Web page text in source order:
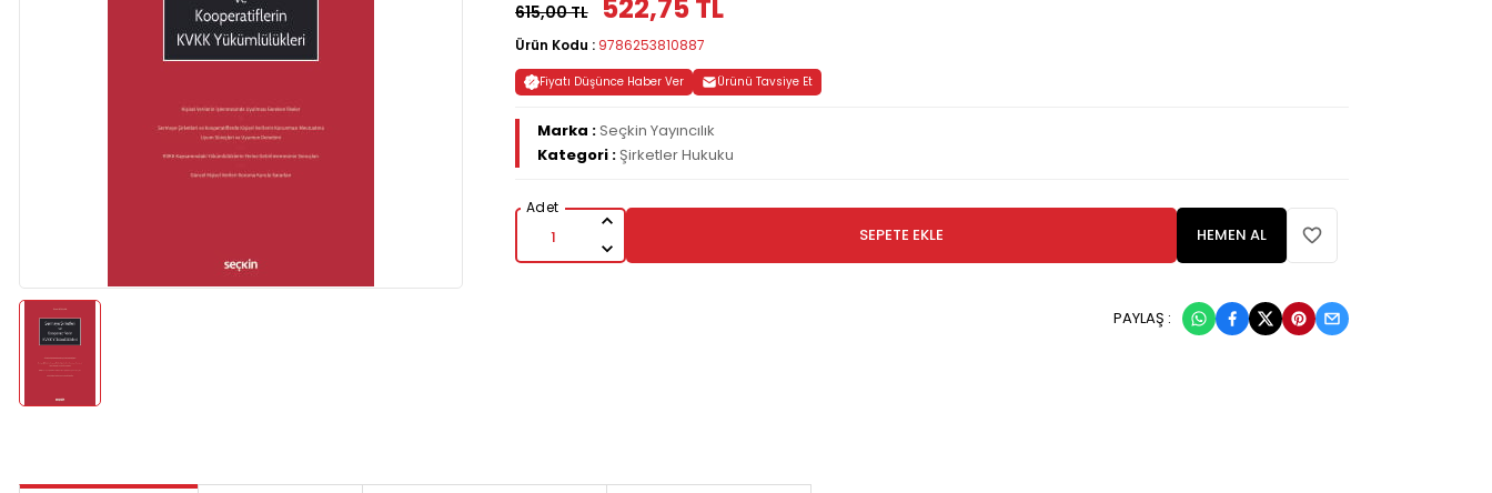
615,00 TL
522,75 TL
Ürün Kodu : 9786253810887
Fiyatı Düşünce Haber Ver Ürünü Tavsiye Et
Marka :Seçkin Yayıncılık
Kategori :Şirketler Hukuku
SEPETE EKLE HEMEN AL
PAYLAŞ :